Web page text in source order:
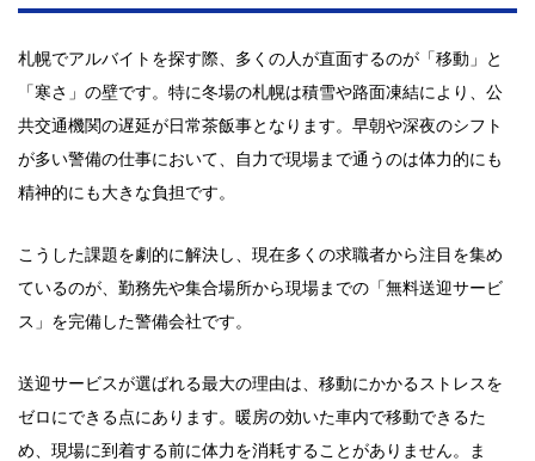
札幌でアルバイトを探す際、多くの人が直面するのが「移動」と
「寒さ」の壁です。特に冬場の札幌は積雪や路面凍結により、公
共交通機関の遅延が日常茶飯事となります。早朝や深夜のシフト
が多い警備の仕事において、自力で現場まで通うのは体力的にも
精神的にも大きな負担です。
こうした課題を劇的に解決し、現在多くの求職者から注目を集め
ているのが、勤務先や集合場所から現場までの「無料送迎サービ
ス」を完備した警備会社です。
送迎サービスが選ばれる最大の理由は、移動にかかるストレスを
ゼロにできる点にあります。暖房の効いた車内で移動できるた
め、現場に到着する前に体力を消耗することがありません。ま